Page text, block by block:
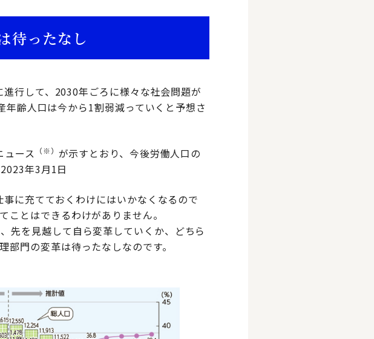
待ったなし
行して、2030年ごろに様々な社会問題が
齢人口は今から1割弱減っていくと予想さ
ュース （※） が示すとおり、今後労働人口の
年3月1日
に充てておくわけにはいかなくなるので
ことはできるわけがありません。
先を見越して自ら変革していくか、どちら
門の変革は待ったなしなのです。